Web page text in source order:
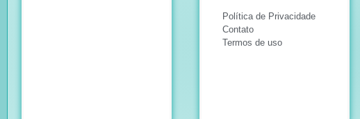
Política de Privacidade
Contato
Termos de uso